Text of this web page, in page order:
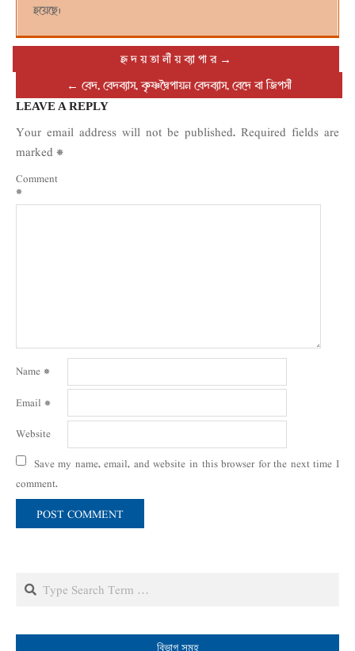
হয়েছে।
হৃ দ য় তা লী য় ব্যা পা র→
← বেদ, বেদব্যাস, কৃষ্ণদ্বৈপায়ন বেদব্যাস, বেদে বা জিপসী
LEAVE A REPLY
Your email address will not be published. Required fields are
marked*
Comment
*
Name *
Email *
Website
Save my name, email, and website in this browser for the next time I
comment.
Search
বিভাগ সমূহ